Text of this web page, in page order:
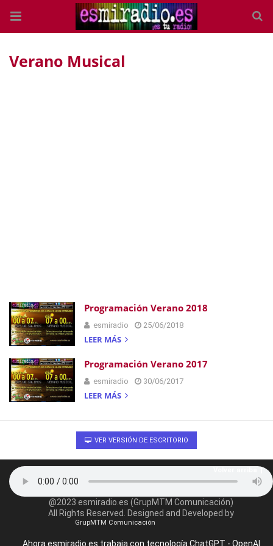
Verano Musical
Programación Verano 2018
esmiradio 25/06/2018
LEER MÁS
Programación Verano 2017
esmiradio 30/06/2017
LEER MÁS
VER VERSIÓN DE ESCRITORIO
@2023 esmiradio.es (GrupMTM Comunicación)
All Rights Reserved. Designed and Developed by
GrupMTM Comunicación
Ahora esmiradio.es trabaja con tecnología ChatGPT - OpenAI